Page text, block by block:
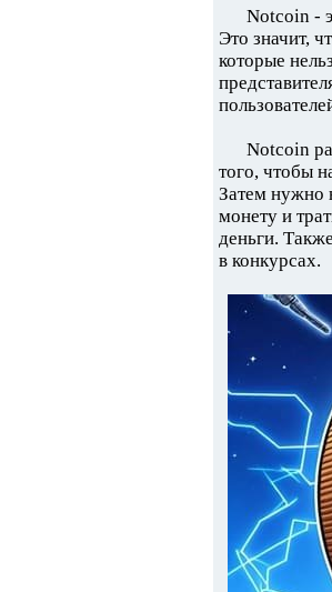
Notcoin -
Это значит,
которые
Notcoin
того, чтобы
Затем нужно
монету и
деньги.
в конкурсах.